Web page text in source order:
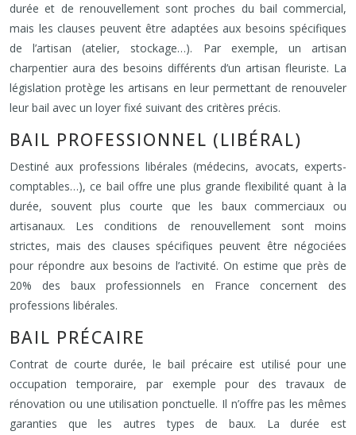
durée et de renouvellement sont proches du bail commercial,
mais les clauses peuvent être adaptées aux besoins spécifiques
de l’artisan (atelier, stockage…). Par exemple, un artisan
charpentier aura des besoins différents d’un artisan fleuriste. La
législation protège les artisans en leur permettant de renouveler
leur bail avec un loyer fixé suivant des critères précis.
BAIL PROFESSIONNEL (LIBÉRAL)
Destiné aux professions libérales (médecins, avocats, experts-
comptables…), ce bail offre une plus grande flexibilité quant à la
durée, souvent plus courte que les baux commerciaux ou
artisanaux. Les conditions de renouvellement sont moins
strictes, mais des clauses spécifiques peuvent être négociées
pour répondre aux besoins de l’activité. On estime que près de
20% des baux professionnels en France concernent des
professions libérales.
BAIL PRÉCAIRE
Contrat de courte durée, le bail précaire est utilisé pour une
occupation temporaire, par exemple pour des travaux de
rénovation ou une utilisation ponctuelle. Il n’offre pas les mêmes
garanties que les autres types de baux. La durée est